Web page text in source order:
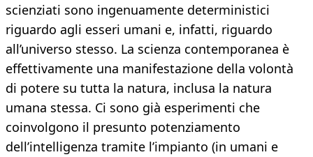
scienziati sono ingenuamente deterministici
riguardo agli esseri umani e, infatti, riguardo
all’universo stesso. La scienza contemporanea è
effettivamente una manifestazione della volontà
di potere su tutta la natura, inclusa la natura
umana stessa. Ci sono già esperimenti che
coinvolgono il presunto potenziamento
dell’intelligenza tramite l’impianto (in umani e